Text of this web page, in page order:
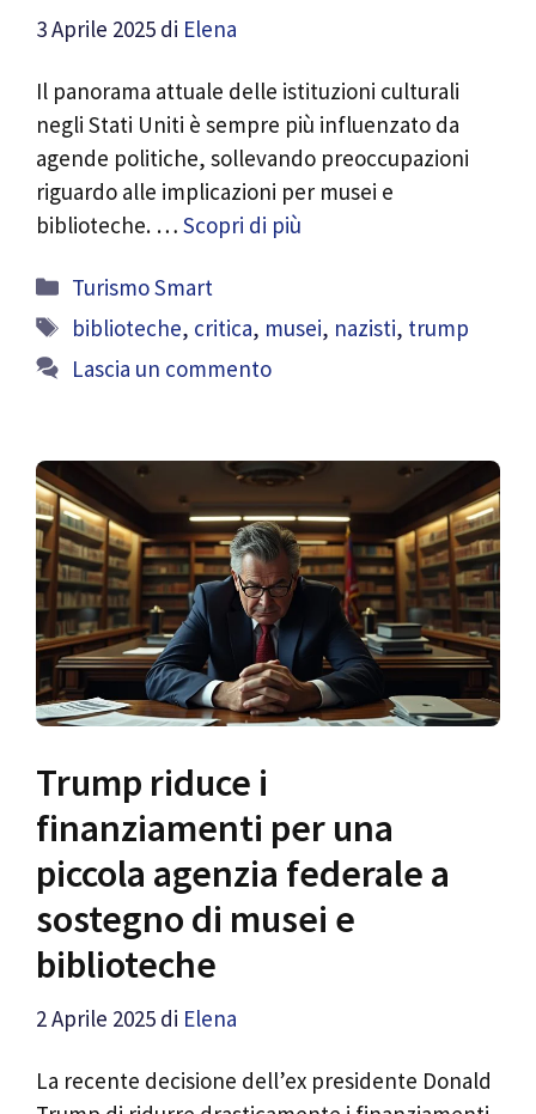
3 Aprile 2025 di Elena
Il panorama attuale delle istituzioni culturali
negli Stati Uniti è sempre più influenzato da
agende politiche, sollevando preoccupazioni
riguardo alle implicazioni per musei e
biblioteche. … Scopri di più
Categorie
Turismo Smart
Tag
biblioteche, critica, musei, nazisti, trump
Lascia un commento
Trump riduce i
finanziamenti per una
piccola agenzia federale a
sostegno di musei e
biblioteche
2 Aprile 2025 di Elena
La recente decisione dell’ex presidente Donald